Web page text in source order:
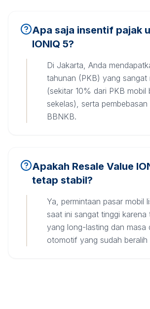
Apa saja insentif pajak
IONIQ 5?
Di Jakarta, Anda
tahunan (PKB) yang sangat
(sekitar 10% dari PKB mobil
sekelas), serta
BBNKB.
Apakah Resale Value
tetap stabil?
Ya, permintaan pasar mobil
saat ini sangat tinggi karena
yang long-lasting dan masa
otomotif yang sudah beralih